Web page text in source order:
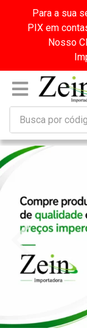
Para a sua
PIX em
Nosso